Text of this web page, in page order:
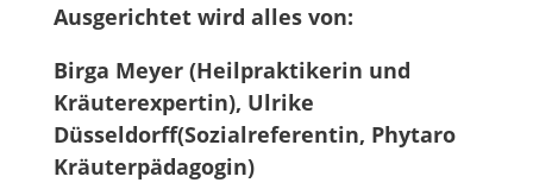
Ausgerichtet wird alles von:
Birga Meyer (Heilpraktikerin und
Kräuterexpertin), Ulrike
Düsseldorff(Sozialreferentin, Phytaro
Kräuterpädagogin)